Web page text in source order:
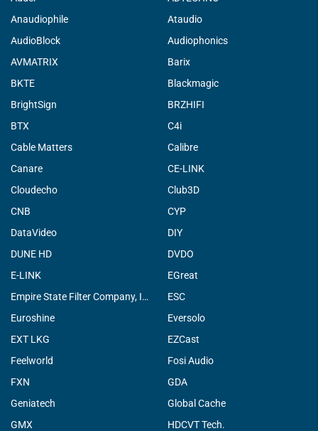
Anaudiophile
Ataudio
AudioBlock
Audiophonics
AVMATRIX
Barix
BKTE
Blackmagic
BrightSign
BRZHIFI
BTX
C4i
Cable Matters
Calibre
Canare
CE-LINK
Cloudecho
Club3D
CNB
CYP
DataVideo
DIY
DUNE HD
DVDO
E-LINK
EGreat
Empire State Filter Company, INC.
ESC
Euroshine
Eversolo
EXT LKG
EZCast
Feelworld
Fosi Audio
FXN
GDA
Geniatech
Global Cache
GMX
HDCVT Tech.